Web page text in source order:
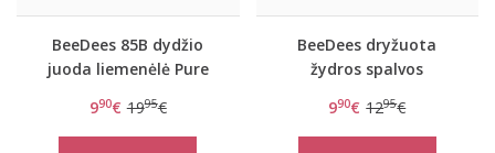
BeeDees 85B dydžio
juoda liemenėlė Pure
990€ 1995€
BeeDees dryžuota
žydros spalvos
990€ 1295€